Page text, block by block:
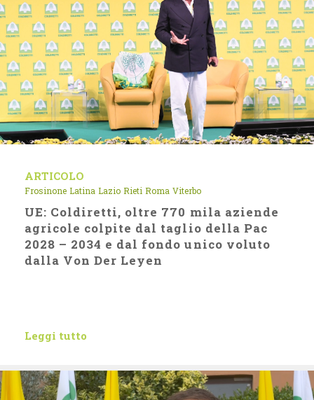
ARTICOLO
Frosinone Latina Lazio Rieti Roma Viterbo
UE: Coldiretti, oltre 770 mila aziende
agricole colpite dal taglio della Pac
2028 – 2034 e dal fondo unico voluto
dalla Von Der Leyen
Leggi tutto